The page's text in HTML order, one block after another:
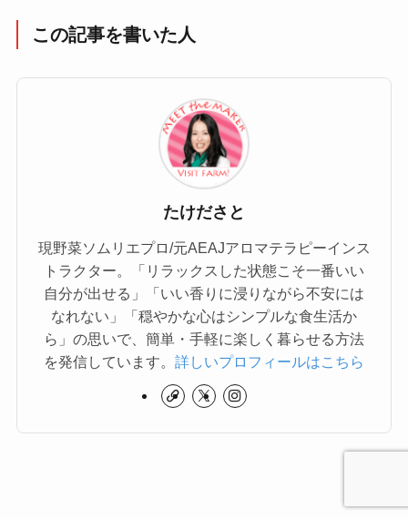
この記事を書いた人
たけださと
現野菜ソムリエプロ/元AEAJアロマテラピーインス
トラクター。「リラックスした状態こそ一番いい
自分が出せる」「いい香りに浸りながら不安には
なれない」「穏やかな心はシンプルな食生活か
ら」の思いで、簡単・手軽に楽しく暮らせる方法
を発信しています。 詳しいプロフィールはこちら